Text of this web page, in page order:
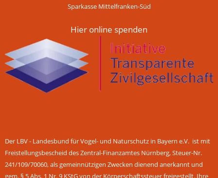
Sparkasse Mittelfranken-Süd
Hier online spenden
Der LBV - Landesbund für Vogel- und Naturschutz in Bayern e.V. ist mit
Freistellungsbescheid des Zentral-Finanzamtes Nürnberg, Steuer-Nr.
241/109/70060, als gemeinnützigen Zwecken dienend anerkannt und
gem. § 5 Abs. 1 Nr. 9 KStG von der Körperschaftssteuer freigestellt. Ihre